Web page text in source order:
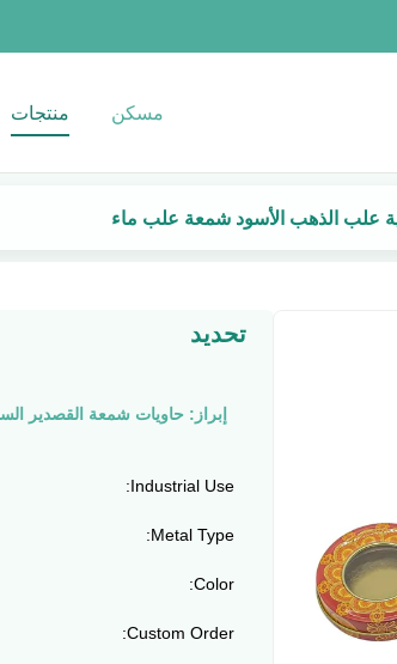
مسكن منتجات
تحديد
إبراز: حاويات شمعة القصدير
Industrial Use:
Metal Type:
Color:
Custom Order: